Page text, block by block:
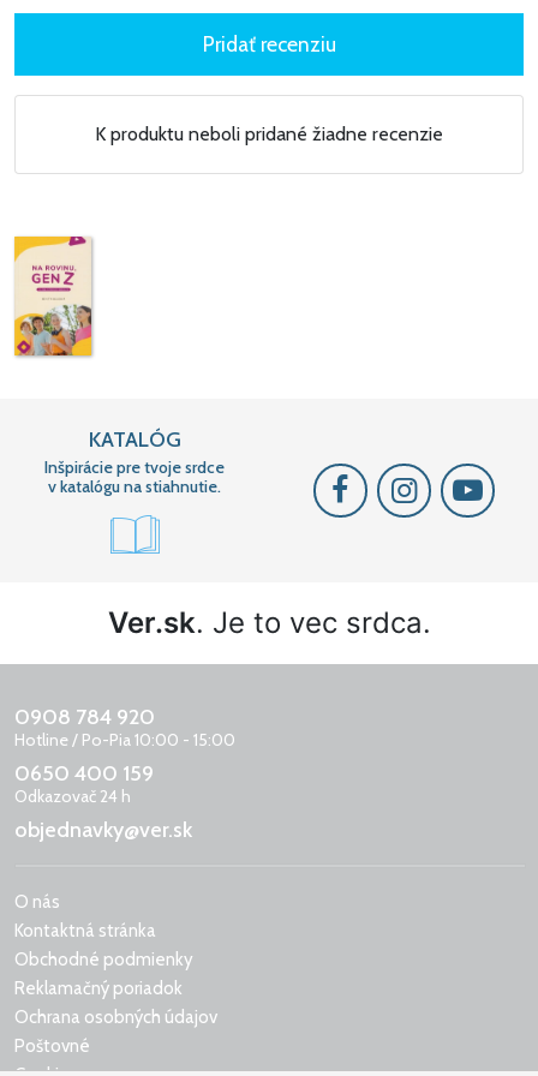
K produktu neboli pridané žiadne recenzie
KATALÓG
Inšpirácie pre tvoje srdce
v katalógu na stiahnutie.
Ver.sk. Je to vec srdca.
0908 784 920
Hotline / Po-Pia 10:00 - 15:00
0650 400 159
Odkazovač 24 h
objednavky@ver.sk
O nás
Kontaktná stránka
Obchodné podmienky
Reklamačný poriadok
Ochrana osobných údajov
Poštovné